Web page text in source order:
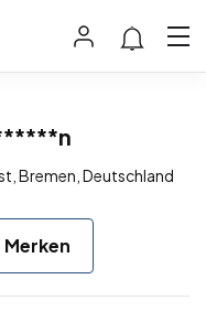
Bremen, Deutschland
Merken